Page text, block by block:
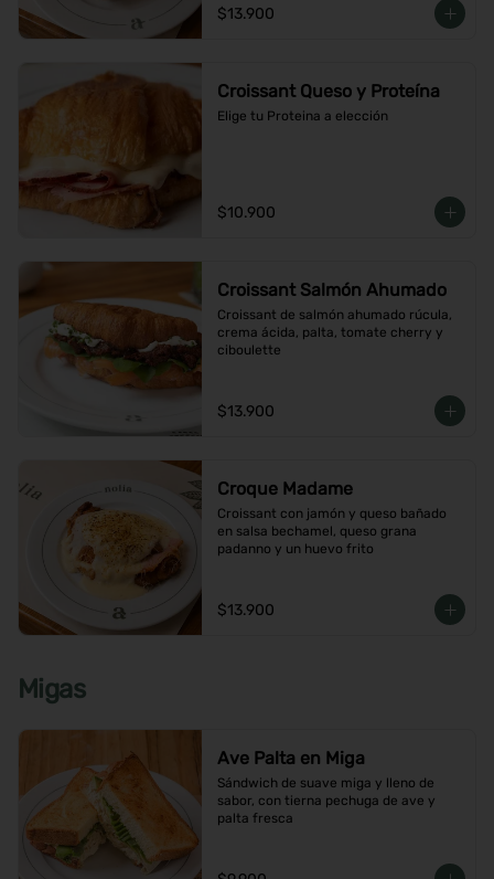
$13.900
Croissant Queso y Proteína
Elige tu Proteina a elección
$10.900
Croissant Salmón Ahumado
Croissant de salmón ahumado rúcula,
crema ácida, palta, tomate cherry y
ciboulette
$13.900
Croque Madame
Croissant con jamón y queso bañado
en salsa bechamel, queso grana
padanno y un huevo frito
$13.900
Migas
Ave Palta en Miga
Sándwich de suave miga y lleno de
sabor, con tierna pechuga de ave y
palta fresca